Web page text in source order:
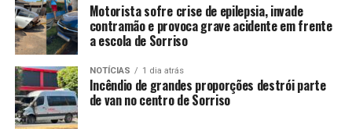
Motorista sofre crise de epilepsia, invade
contramão e provoca grave acidente em frente
a escola de Sorriso
NOTÍCIAS 1 dia atrás
Incêndio de grandes proporções destrói parte
de van no centro de Sorriso